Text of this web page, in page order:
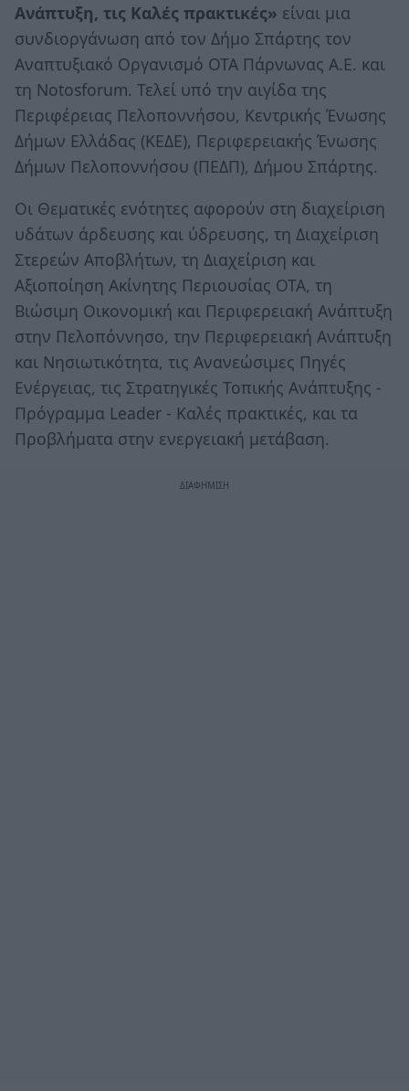
Ανάπτυξη, τις Καλές πρακτικές» είναι μια
συνδιοργάνωση από τον Δήμο Σπάρτης τον
Αναπτυξιακό Οργανισμό ΟΤΑ Πάρνωνας Α.Ε. και
τη Notosforum. Τελεί υπό την αιγίδα της
Περιφέρειας Πελοποννήσου, Κεντρικής Ένωσης
Δήμων Ελλάδας (ΚΕΔΕ), Περιφερειακής Ένωσης
Δήμων Πελοποννήσου (ΠΕΔΠ), Δήμου Σπάρτης.
Οι Θεματικές ενότητες αφορούν στη διαχείριση
υδάτων άρδευσης και ύδρευσης, τη Διαχείριση
Στερεών Αποβλήτων, τη Διαχείριση και
Αξιοποίηση Ακίνητης Περιουσίας ΟΤΑ, τη
Βιώσιμη Οικονομική και Περιφερειακή Ανάπτυξη
στην Πελοπόννησο, την Περιφερειακή Ανάπτυξη
και Νησιωτικότητα, τις Ανανεώσιμες Πηγές
Ενέργειας, τις Στρατηγικές Τοπικής Ανάπτυξης -
Πρόγραμμα Leader - Kαλές πρακτικές, και τα
Προβλήματα στην ενεργειακή μετάβαση.